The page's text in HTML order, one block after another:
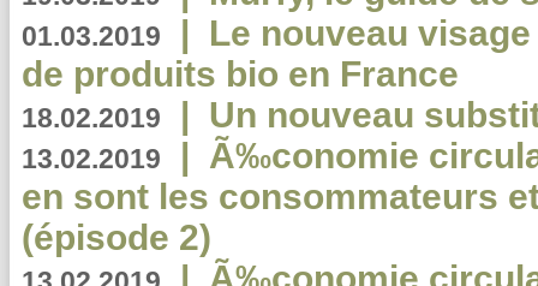
01.03.2019 | Le nouveau
de produits bio en France
18.02.2019 | Un nouveau
13.02.2019 | Ã‰conomie
en sont les consommateurs
(épisode 2)